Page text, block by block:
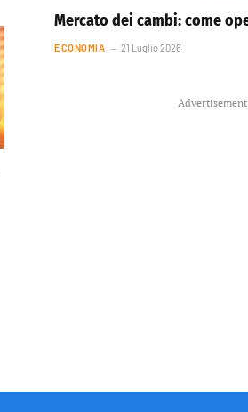
Mercato dei cambi: come
ECONOMIA 21 Luglio 2026
Advertisement